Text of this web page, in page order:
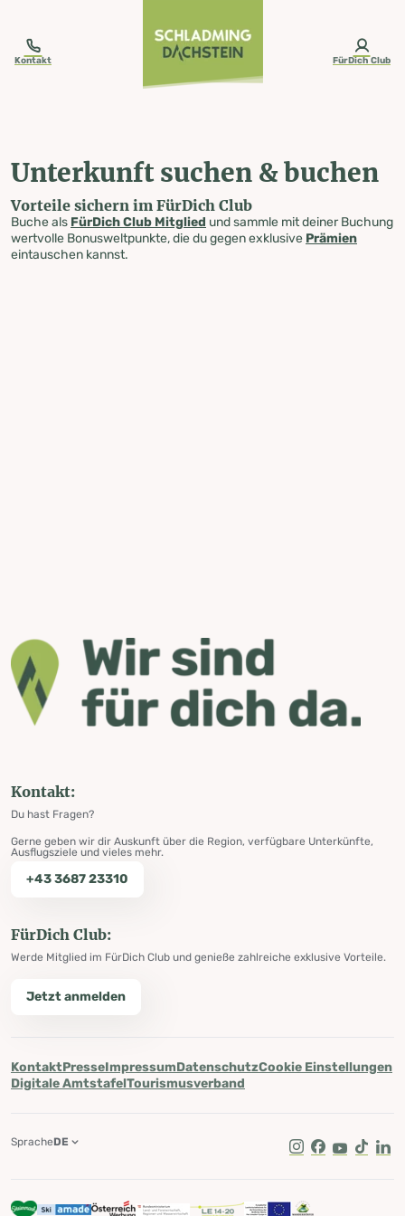
Kontakt FürDich Club
Unterkunft suchen & buchen
Vorteile sichern im FürDich Club
Buche als FürDich Club Mitglied und sammle mit deiner Buchung
wertvolle Bonusweltpunkte, die du gegen exklusive Prämien
eintauschen kannst.
Kontakt:
Du hast Fragen?
Gerne geben wir dir Auskunft über die Region, verfügbare Unterkünfte,
Ausflugsziele und vieles mehr.
+43 3687 23310
FürDich Club:
Werde Mitglied im FürDich Club und genieße zahlreiche exklusive Vorteile.
Jetzt anmelden
KontaktPresseImpressumDatenschutzCookie Einstellungen
Digitale AmtstafelTourismusverband
Instagram
Facebook
Youtube
Tik Tok
SpracheDE